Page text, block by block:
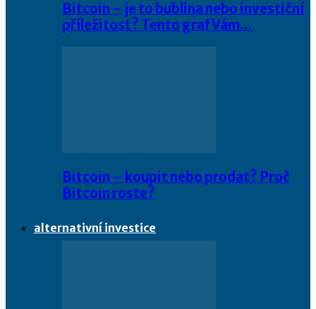
Bitcoin – je to bublina nebo investiční
příležitost? Tento graf Vám…
Bitcoin – koupit nebo prodat? Proč
Bitcoin roste?
alternativní investice